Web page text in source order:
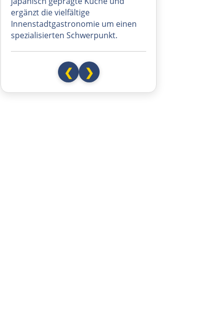
Bulgarien West
Petritsch
Blagoewgrad
ergänzt die vielfältige
Innenstadtgastronomie um einen
spezialisierten Schwerpunkt.
❮ ❯